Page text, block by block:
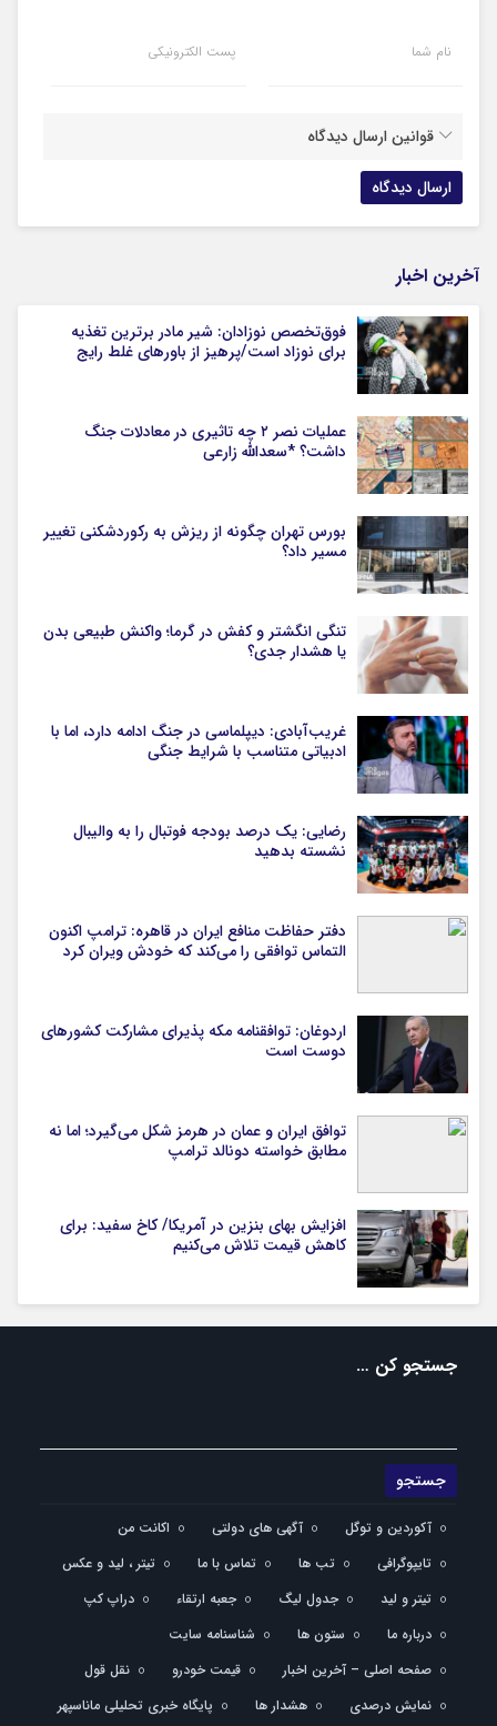
نام شما پست الکترونیکی
قوانین ارسال دیدگاه
آخرین اخبار
فوق‌تخصص نوزادان: شیر مادر برترین تغذیه
برای نوزاد است/پرهیز از باورهای غلط رایج
عملیات نصر ۲ چه تاثیری در معادلات جنگ
داشت؟ *سعدالله زارعی
بورس تهران چگونه از ریزش به رکوردشکنی تغییر
مسیر داد؟
تنگی انگشتر و کفش در گرما؛ واکنش طبیعی بدن
یا هشدار جدی؟
غریب‌آبادی: دیپلماسی در جنگ ادامه دارد، اما با
ادبیاتی متناسب با شرایط جنگی
رضایی: یک درصد بودجه فوتبال را به والیبال
نشسته بدهید
دفتر حفاظت منافع ایران در قاهره: ترامپ اکنون
التماس توافقی را می‌کند که خودش ویران کرد
اردوغان: توافقنامه مکه پذیرای مشارکت کشورهای
دوست است
توافق ایران و عمان در هرمز شکل می‌گیرد؛ اما نه
مطابق خواسته دونالد ترامپ
افزایش بهای بنزین در آمریکا/ کاخ سفید: برای
کاهش قیمت تلاش می‌کنیم
جستجو کن …
آکوردین و توگل آگهی های دولتی
اکانت من
تایپوگرافی
تب ها تماس با ما
تیتر ، لید و عکس
تیتر و لید
جدول لیگ جعبه ارتقاء
دراپ کپ
درباره ما
ستون ها
شناسنامه سایت
صفحه اصلی – آخرین اخبار
قیمت خودرو
نقل قول
نمایش درصدی
هشدار ها پایگاه خبری تحلیلی ماناسپهر